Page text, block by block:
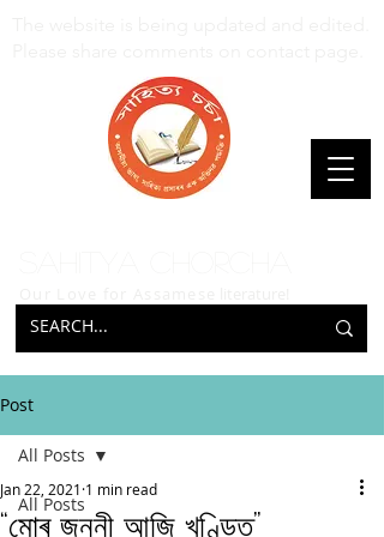
Post
All Posts
All Posts
“মোৰ জননী আজি খণ্ডিত”
Jan 22, 2021 1 min read